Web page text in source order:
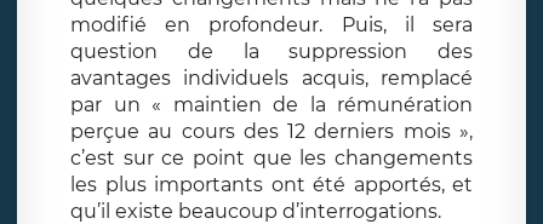
modifié en profondeur. Puis, il sera
question de la suppression des
avantages individuels acquis, remplacé
par un « maintien de la rémunération
perçue au cours des 12 derniers mois »,
c’est sur ce point que les changements
les plus importants ont été apportés, et
qu’il existe beaucoup d’interrogations.